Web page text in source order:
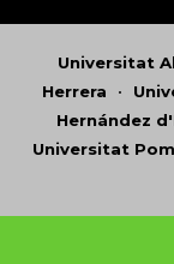
Universitat
Herrera •
Hernández
Universitat